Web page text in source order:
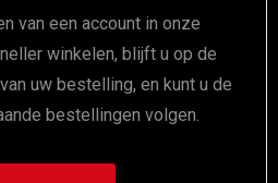
van een account in onze
winkelen, blijft u op de
uw bestelling, en kunt u de
bestellingen volgen.